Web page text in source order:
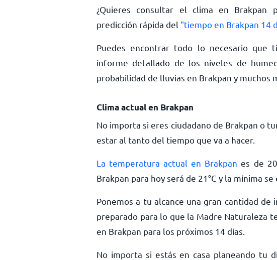
¿Quieres consultar el clima en
predicción rápida del "tiempo en Brakpan 14
Puedes encontrar todo lo necesario que
informe detallado de los niveles de
probabilidad de lluvias en Brakpan y muchos
Clima actual en Brakpan
No importa si eres ciudadano de Brakpan o
estar al tanto del tiempo que va a hacer.
La temperatura actual en Brakpan es de 20
Brakpan para hoy será de 21°C y la mínima
Ponemos a tu alcance una gran cantidad de
preparado para lo que la Madre Naturaleza
en Brakpan para los próximos 14 días.
No importa si estás en casa planeando tu